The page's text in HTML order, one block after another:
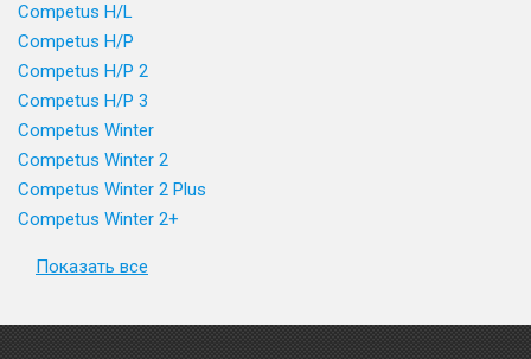
Competus H/L
Competus H/P
Competus H/P 2
Competus H/P 3
Competus Winter
Competus Winter 2
Competus Winter 2 Plus
Competus Winter 2+
Показать все